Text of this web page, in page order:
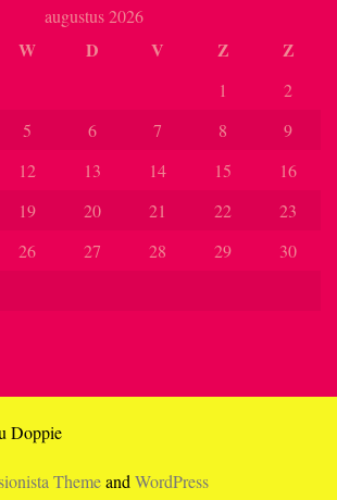
augustus 2026
W D V Z Z
1
2
5 6 7 8
9
12 13 14 15
16
19 20 21 22
23
26 27 28 29
30
Doppie
ThemeandWordPress